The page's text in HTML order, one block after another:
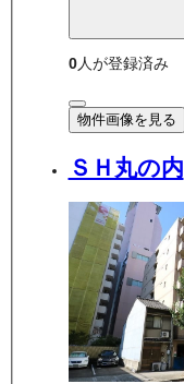
0人が登録済み
物件画像を見る
ＳＨ丸の内